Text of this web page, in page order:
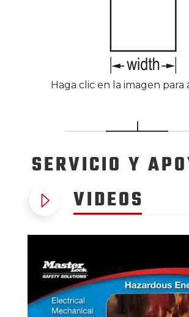
Haga clic en la imagen para
SERVICIO Y
VIDEOS